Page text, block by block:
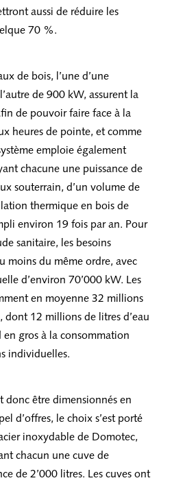
aussi de réduire les
70 %.
de bois, l’une d’une
de 900 kW, assurent la
de pouvoir faire face à la
heures de pointe, et comme
emploie également
chacune une puissance de
souterrain, d’un volume de
thermique en bois de
environ 19 fois par an. Pour
sanitaire, les besoins
moins du même ordre, avec
d’environ 70’000 kW. Les
en moyenne 32 millions
dont 12 millions de litres d’eau
gros à la consommation
individuelles.
donc être dimensionnés en
d’offres, le choix s’est porté
inoxydable de Domotec,
chacun une cuve de
de 2’000 litres. Les cuves ont